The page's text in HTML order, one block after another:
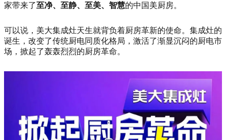
家带来了至净、至静、至美、智慧的中国美厨房。
可以说，美大集成灶天生就背负着厨房革新的使命。集成灶的
诞生，改变了传统厨电同质化格局，激活了渐显沉闷的厨电市
场，掀起了轰轰烈烈的厨房革命。